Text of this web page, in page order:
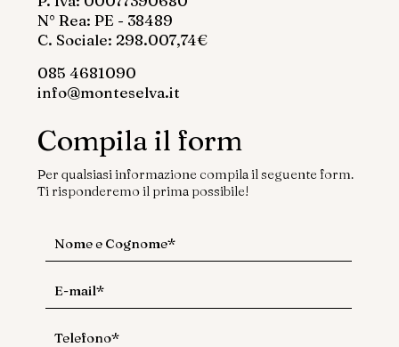
N° Rea: PE - 38489
C. Sociale: 298.007,74€
085 4681090
info@monteselva.it
Compila il form
Per qualsiasi informazione compila il seguente form.
Ti risponderemo il prima possibile!